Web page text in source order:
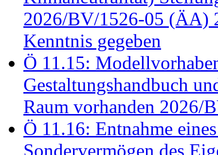
2026/BV/1526-05 (ÄA)
Kenntnis gegeben
Ö 11.15:
Gestaltungshandbuch
Raum vorhanden 2026/
Ö 11.16: Entnahme
Sondervermögen des